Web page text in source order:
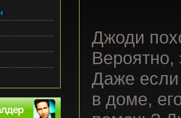
Джоди
Вероятно,
Даже если
в доме,